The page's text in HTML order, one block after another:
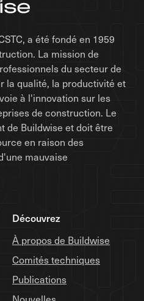
a été fondé en 1959
La mission de
du secteur de
la qualité, la productivité et
à l'innovation sur les
de construction. Le
de Buildwise et doit être
en raison des
mauvaise
Découvrez
À propos de Buildwise
Comités techniques
Publications